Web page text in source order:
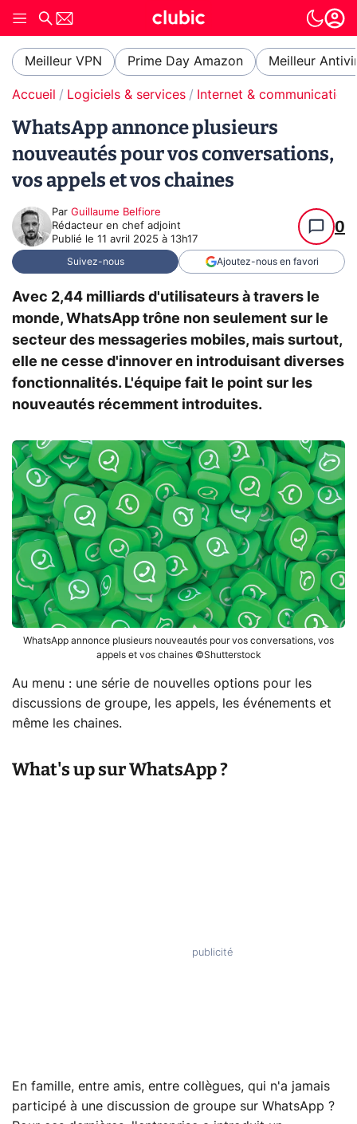
Meilleur VPN Prime Day Amazon Meilleur
Accueil Logiciels & services Internet & communication
WhatsApp annonce plusieurs
nouveautés pour vos conversations,
vos appels et vos chaines
Par Guillaume Belfiore
Rédacteur en chef adjoint
Publié le 11 avril 2025 à 13h17
0
Suivez-nous Ajoutez-nous en favori
Avec 2,44 milliards d'utilisateurs à travers le
monde, WhatsApp trône non seulement sur le
secteur des messageries mobiles, mais surtout,
elle ne cesse d'innover en introduisant diverses
fonctionnalités. L'équipe fait le point sur les
nouveautés récemment introduites.
WhatsApp annonce plusieurs nouveautés pour vos conversations, vos
appels et vos chaines ©Shutterstock
Au menu : une série de nouvelles options pour les
discussions de groupe, les appels, les événements et
même les chaines.
What's up sur WhatsApp ?
En famille, entre amis, entre collègues, qui n'a jamais
participé à une discussion de groupe sur WhatsApp ?